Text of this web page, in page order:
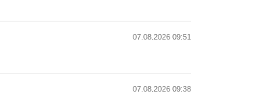
07.08.2026 09:51
07.08.2026 09:38